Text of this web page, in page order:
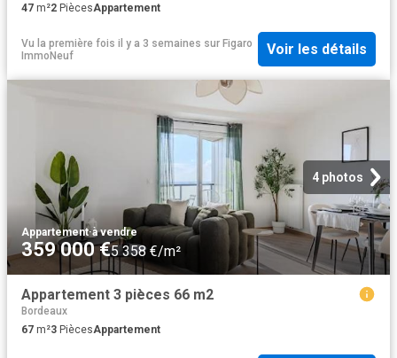
47 m²2 PiècesAppartement
Vu la première fois il y a 3 semaines sur Figaro
ImmoNeuf
Voir les détails
4 photos
Appartement·à vendre
359 000 €5 358 €/m²
Appartement 3 pièces 66 m2
Bordeaux
67 m²3 PiècesAppartement